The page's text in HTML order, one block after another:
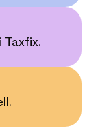
Taxfix.